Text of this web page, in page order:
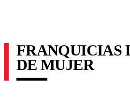
FRANQUICIAS
DE MUJER